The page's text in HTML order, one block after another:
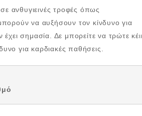
ανθυγιεινές τροφές όπως
να αυξήσουν τον κίνδυνο για
σημασία. Δε μπορείτε να τρώτε
για καρδιακές παθήσεις.